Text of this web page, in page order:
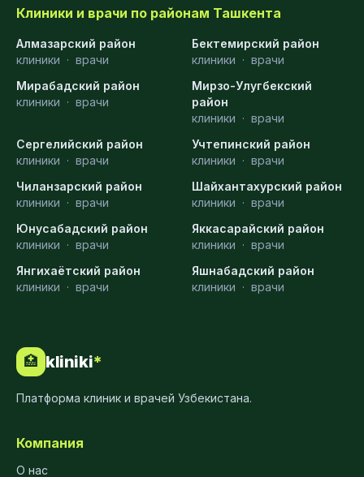
Клиники и врачи по районам Ташкента
Алмазарский район
клиники · врачи
Бектемирский район
клиники · врачи
Мирабадский район
клиники · врачи
Мирзо-Улугбекский
район
клиники · врачи
Сергелийский район
клиники · врачи
Учтепинский район
клиники · врачи
Чиланзарский район
клиники · врачи
Шайхантахурский район
клиники · врачи
Юнусабадский район
клиники · врачи
Яккасарайский район
клиники · врачи
Янгихаётский район
клиники · врачи
Яшнабадский район
клиники · врачи
🏥 kliniki*
Платформа клиник и врачей Узбекистана.
Компания
О нас